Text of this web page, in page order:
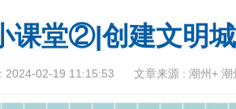
课堂②|创建文明
2024-02-19 11:15:53 文章来源 : 潮州+